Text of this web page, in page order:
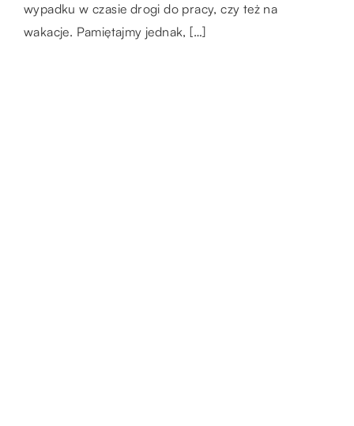
będziesz mógł znaleźć […]
wypadku w czasie drogi do pracy, czy też na
wakacje. Pamiętajmy jednak, […]